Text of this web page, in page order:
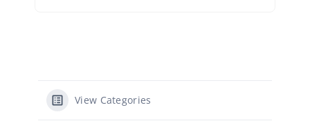
View Categories